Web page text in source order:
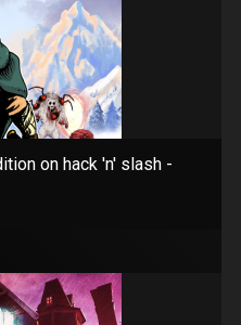
on hack 'n' slash -